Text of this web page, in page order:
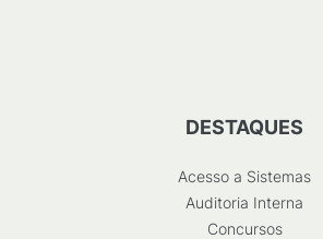
DESTAQUES
Acesso a Sistemas
Auditoria Interna
Concursos